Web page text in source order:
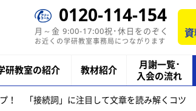
0120-114-154
月～金 9:00-17:00祝･休日をのぞく
お近くの学研教室事務局につながります
研教室の紹介 教材紹介
月謝一覧･
入会の流れ
！ 「接続詞」に注目して文章を読み解くコツ